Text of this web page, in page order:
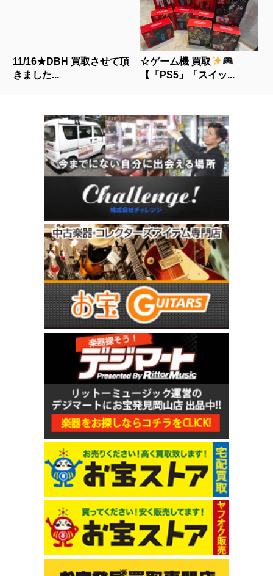
11/16★DBH 買取させて頂
きました...
☆ゲーム機 買取
【「PS5」「スイッ...